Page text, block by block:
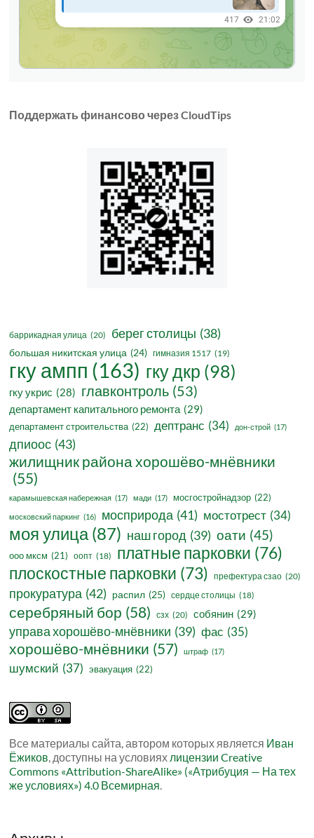
Поддержать финансово через CloudTips
баррикадная улица (20) берег столицы (38)
большая никитская улица (24) гимназия 1517 (19)
гку ампп (163) гку дкр (98)
гку укрис (28) главконтроль (53)
департамент капитального ремонта (29)
департамент строительства (22) дептранс (34) дон-строй (17)
дпиоос (43)
жилищник района хорошёво-мнёвники
(55)
карамышевская набережная (17) мади (17) мосгостройнадзор (22)
московский паркинг (16) мосприрода (41) мостотрест (34)
моя улица (87) наш город (39) оати (45)
ооо мксм (21) оопт (18) платные парковки (76)
плоскостные парковки (73) префектура сзао (20)
прокуратура (42) распил (25) сердце столицы (18)
серебряный бор (58) сзх (20) собянин (29)
управа хорошёво-мнёвники (39) фас (35)
хорошёво-мнёвники (57) штраф (17)
шумский (37) эвакуация (22)
Все материалы сайта, автором которых является Иван
Ёжиков , доступны на условиях лицензии Creative
Commons «Attribution-ShareAlike» («Атрибуция — На тех
же условиях») 4.0 Всемирная